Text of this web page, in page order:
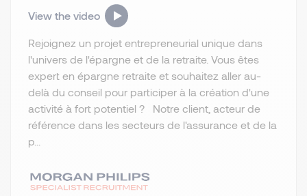
View the video
Rejoignez un projet entrepreneurial unique dans
l'univers de l'épargne et de la retraite. Vous êtes
expert en épargne retraite et souhaitez aller au-
delà du conseil pour participer à la création d'une
activité à fort potentiel ? Notre client, acteur de
référence dans les secteurs de l'assurance et de la
p...